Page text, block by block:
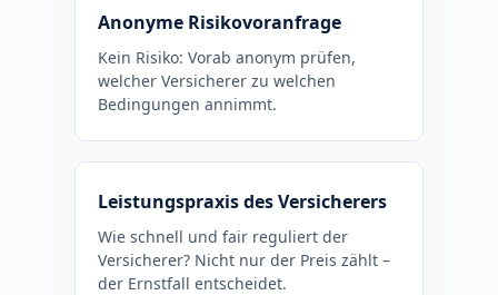
Anonyme Risikovoranfrage
Kein Risiko: Vorab anonym prüfen,
welcher Versicherer zu welchen
Bedingungen annimmt.
Leistungspraxis des Versicherers
Wie schnell und fair reguliert der
Versicherer? Nicht nur der Preis zählt –
der Ernstfall entscheidet.